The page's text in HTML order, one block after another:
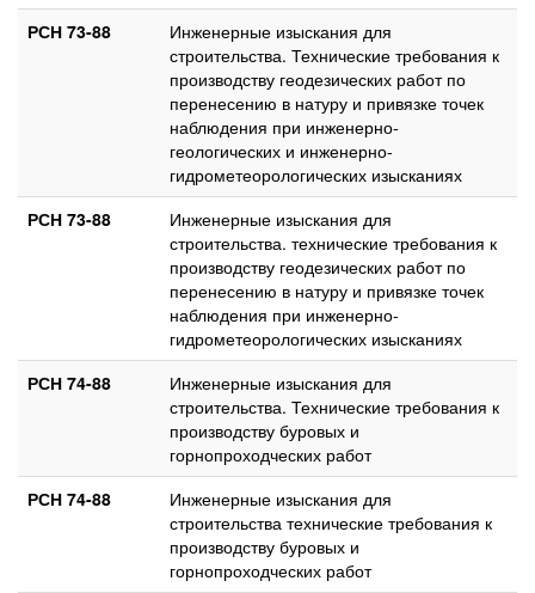
РСН 73-88
Инженерные изыскания для
строительства. Технические требования к
производству геодезических работ по
перенесению в натуру и привязке точек
наблюдения при инженерно-
геологических и инженерно-
гидрометеорологических изысканиях
РСН 73-88
Инженерные изыскания для
строительства. технические требования к
производству геодезических работ по
перенесению в натуру и привязке точек
наблюдения при инженерно-
гидрометеорологических изысканиях
РСН 74-88
Инженерные изыскания для
строительства. Технические требования к
производству буровых и
горнопроходческих работ
РСН 74-88
Инженерные изыскания для
строительства технические требования к
производству буровых и
горнопроходческих работ